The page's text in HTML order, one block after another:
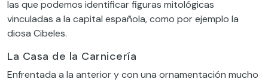
las que podemos identificar figuras mitológicas
vinculadas a la capital española, como por ejemplo la
diosa Cibeles.
La Casa de la Carnicería
Enfrentada a la anterior y con una ornamentación mucho